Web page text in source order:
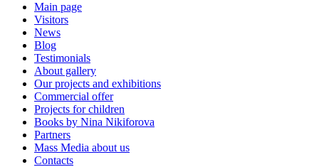
Main page
Visitors
News
Blog
Testimonials
About gallery
Our projects and exhibitions
Commercial offer
Projects for children
Books by Nina Nikiforova
Partners
Mass Media about us
Contacts